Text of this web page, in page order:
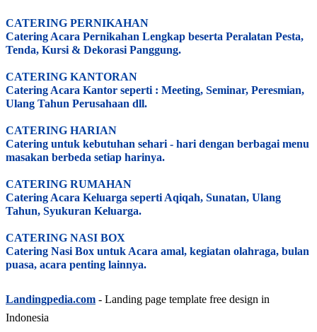
CATERING PERNIKAHAN
Catering Acara Pernikahan Lengkap beserta Peralatan Pesta,
Tenda, Kursi & Dekorasi Panggung.
CATERING KANTORAN
Catering Acara Kantor seperti : Meeting, Seminar, Peresmian,
Ulang Tahun Perusahaan dll.
CATERING HARIAN
Catering untuk kebutuhan sehari - hari dengan berbagai menu
masakan berbeda setiap harinya.
CATERING RUMAHAN
Catering Acara Keluarga seperti Aqiqah, Sunatan, Ulang
Tahun, Syukuran Keluarga.
CATERING NASI BOX
Catering Nasi Box untuk Acara amal, kegiatan olahraga, bulan
puasa, acara penting lainnya.
Landingpedia.com - Landing page template free design in
Indonesia